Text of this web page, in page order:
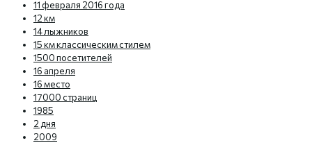
11 февраля 2016 года
12 км
14 лыжников
15 км классическим стилем
1500 посетителей
16 апреля
16 место
17000 страниц
1985
2 дня
2009